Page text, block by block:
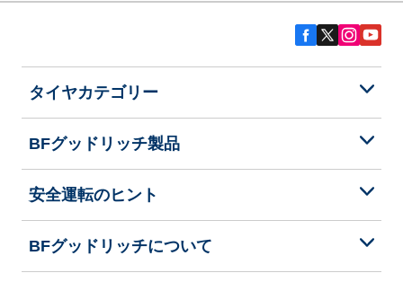
タイヤカテゴリー
BFグッドリッチ製品
安全運転のヒント
BFグッドリッチについて